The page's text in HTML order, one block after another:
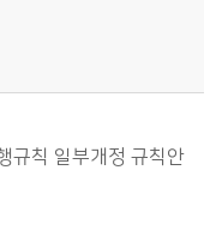
규칙 일부개정 규칙안